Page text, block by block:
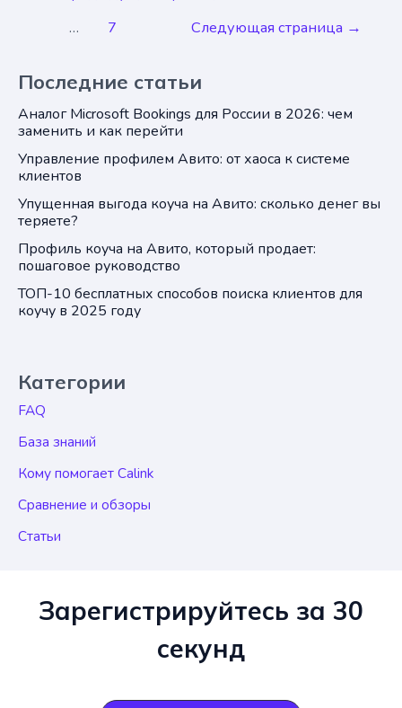
могут
стоить
800
₽
год?
навигация
…
7 Следующая страница →
Последние статьи
Аналог Microsoft Bookings для России в 2026: чем
заменить и как перейти
Управление профилем Авито: от хаоса к системе
клиентов
Упущенная выгода коуча на Авито: сколько денег вы
теряете?
Профиль коуча на Авито, который продает:
пошаговое руководство
ТОП-10 бесплатных способов поиска клиентов для
коучу в 2025 году
Категории
FAQ
База знаний
Кому помогает Calink
Сравнение и обзоры
Статьи
Зарегистрируйтесь за 30
секунд